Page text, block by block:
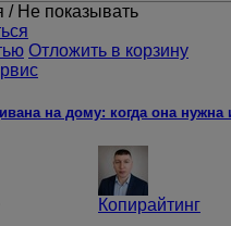
/ Не показывать
Отложить в корзину
на дому: когда она нужна
Копирайтинг